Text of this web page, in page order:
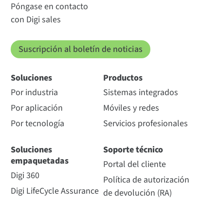
Póngase en contacto
con Digi sales
Suscripción al boletín de noticias
Soluciones
Por industria
Por aplicación
Por tecnología
Soluciones
empaquetadas
Digi 360
Digi LifeCycle Assurance
Productos
Sistemas integrados
Móviles y redes
Servicios profesionales
Soporte técnico
Portal del cliente
Política de autorización
de devolución (RA)